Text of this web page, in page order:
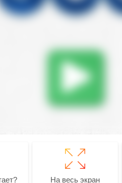
На весь экран